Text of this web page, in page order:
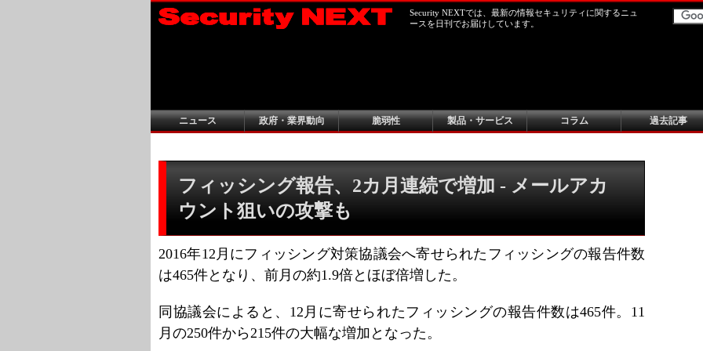
Security NEXTでは、最新の情報セキュリティに関するニュ
ースを日刊でお届けしています。
ニュース 政府・業界動向 脆弱性 製品・サービス コラム 過去記事
フィッシング報告、2カ月連続で増加 - メールアカ
ウント狙いの攻撃も
2016年12月にフィッシング対策協議会へ寄せられたフィッシングの報告件数
は465件となり、前月の約1.9倍とほぼ倍増した。
同協議会によると、12月に寄せられたフィッシングの報告件数は465件。11
月の250件から215件の大幅な増加となった。